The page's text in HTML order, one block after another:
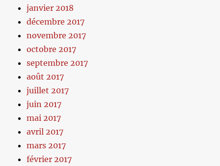
janvier 2018
décembre 2017
novembre 2017
octobre 2017
septembre 2017
août 2017
juillet 2017
juin 2017
mai 2017
avril 2017
mars 2017
février 2017